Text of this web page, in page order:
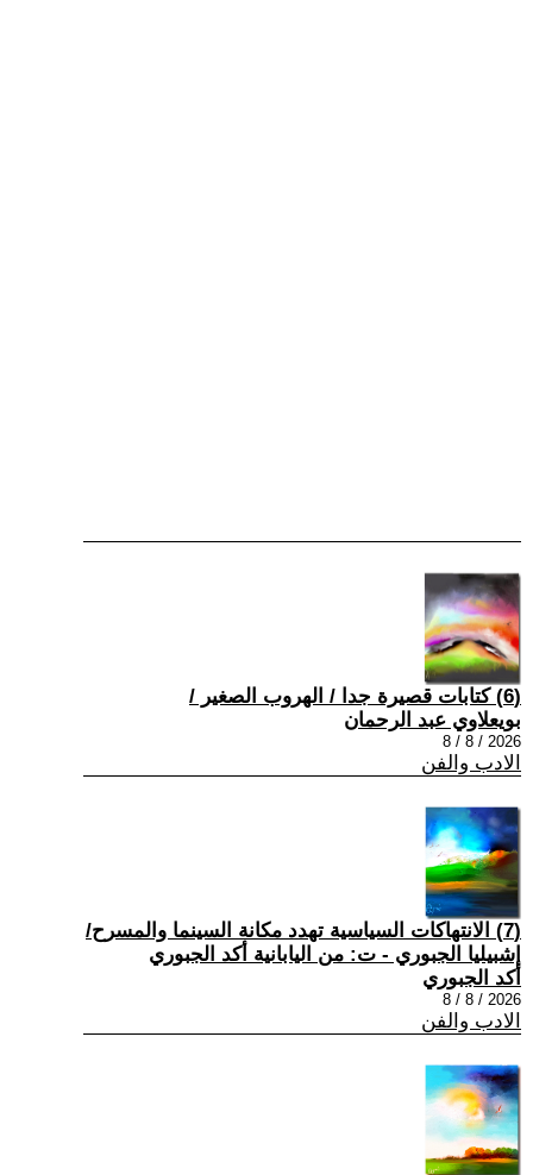
(6) كتابات قصيرة جدا / الهروب الصغير /
بويعلاوي عبد الرحمان
2026 / 8 / 8
الادب والفن
(7) الانتهاكات السياسية تهدد مكانة السينما والمسرح/
إشبيليا الجبوري - ت: من اليابانية أكد الجبوري
أكد الجبوري
2026 / 8 / 8
الادب والفن